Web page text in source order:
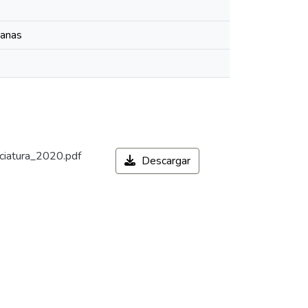
Descargar